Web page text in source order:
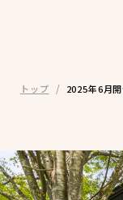
トップ 2025年6月